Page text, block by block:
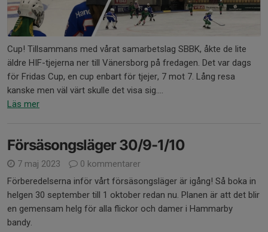
Cup! Tillsammans med vårat samarbetslag SBBK, åkte de lite
äldre HIF-tjejerna ner till Vänersborg på fredagen. Det var dags
för Fridas Cup, en cup enbart för tjejer, 7 mot 7. Lång resa
kanske men väl värt skulle det visa sig....
Läs mer
Försäsongsläger 30/9-1/10
7 maj 2023
0 kommentarer
Förberedelserna inför vårt försäsongsläger är igång! Så boka in
helgen 30 september till 1 oktober redan nu. Planen är att det blir
en gemensam helg för alla flickor och damer i Hammarby
bandy.